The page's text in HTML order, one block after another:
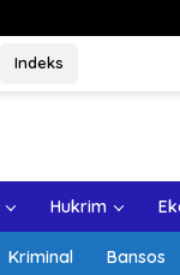
Indeks
Hukrim
Kriminal Bansos